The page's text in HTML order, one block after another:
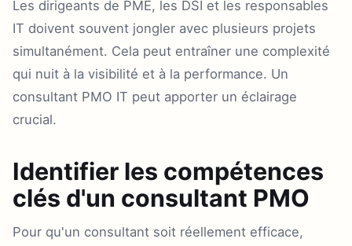
Les dirigeants de PME, les DSI et les responsables
IT doivent souvent jongler avec plusieurs projets
simultanément. Cela peut entraîner une complexité
qui nuit à la visibilité et à la performance. Un
consultant PMO IT peut apporter un éclairage
crucial.
Identifier les compétences
clés d'un consultant PMO
Pour qu'un consultant soit réellement efficace,